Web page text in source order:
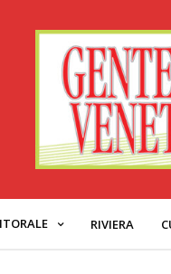
RIVIERA